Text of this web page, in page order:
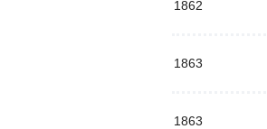
1862
1863
1863